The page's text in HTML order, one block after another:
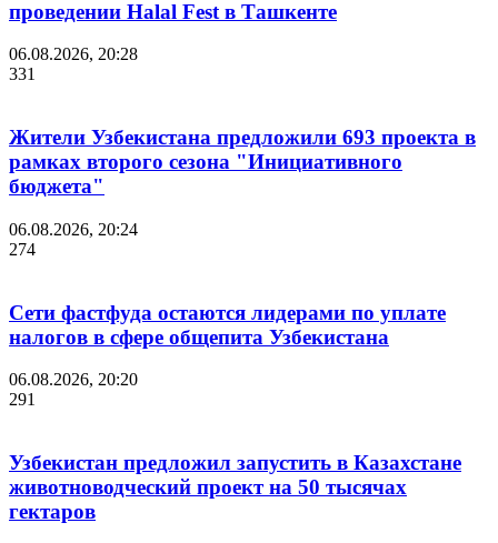
проведении Halal Fest в Ташкенте
06.08.2026, 20:28
331
Жители Узбекистана предложили 693 проекта в
рамках второго сезона "Инициативного
бюджета"
06.08.2026, 20:24
274
Сети фастфуда остаются лидерами по уплате
налогов в сфере общепита Узбекистана
06.08.2026, 20:20
291
Узбекистан предложил запустить в Казахстане
животноводческий проект на 50 тысячах
гектаров